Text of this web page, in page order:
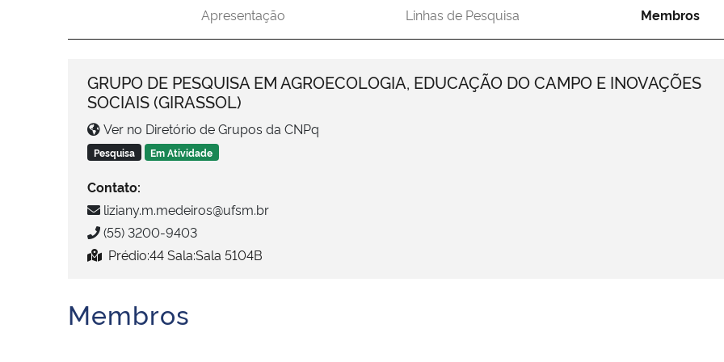
Apresentação Linhas de Pesquisa Membros
GRUPO DE PESQUISA EM AGROECOLOGIA, EDUCAÇÃO DO CAMPO E INOVAÇÕES
SOCIAIS (GIRASSOL)
Ver no Diretório de Grupos da CNPq
Pesquisa Em Atividade
Contato:
liziany.m.medeiros@ufsm.br
(55) 3200-9403
Prédio:44 Sala:Sala 5104B
Membros